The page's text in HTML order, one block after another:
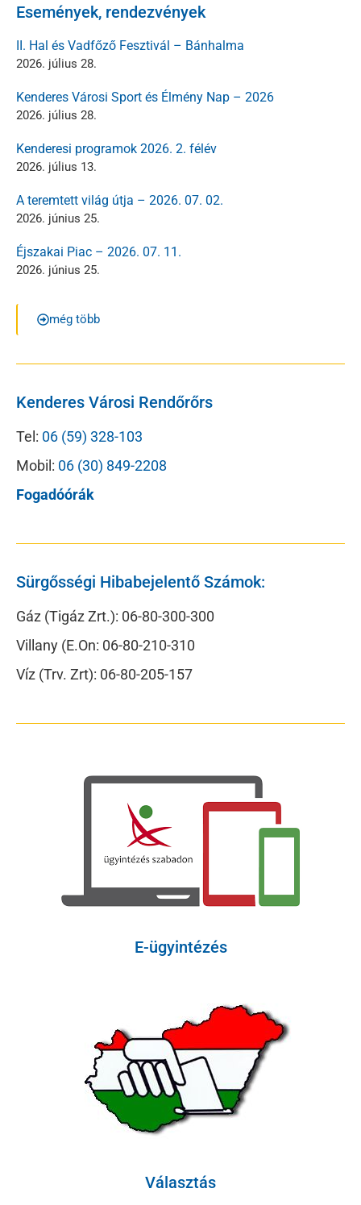
Események, rendezvények
II. Hal és Vadfőző Fesztivál – Bánhalma
2026. július 28.
Kenderes Városi Sport és Élmény Nap – 2026
2026. július 28.
Kenderesi programok 2026. 2. félév
2026. július 13.
A teremtett világ útja – 2026. 07. 02.
2026. június 25.
Éjszakai Piac – 2026. 07. 11.
2026. június 25.
még több
Kenderes Városi Rendőrőrs
Tel: 06 (59) 328-103
Mobil: 06 (30) 849-2208
Fogadóórák
Sürgősségi Hibabejelentő Számok:
Gáz (Tigáz Zrt.): 06-80-300-300
Villany (E.On: 06-80-210-310
Víz (Trv. Zrt): 06-80-205-157
E-ügyintézés
Választás